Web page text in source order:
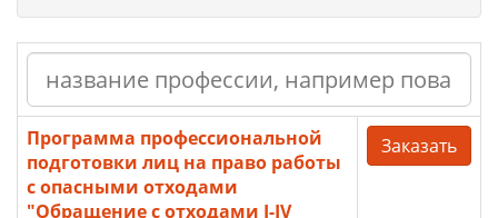
Программа профессиональной
подготовки лиц на право работы
с опасными отходами
"Обращение с отходами I-IV
Заказать